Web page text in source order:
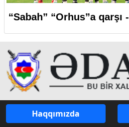
“Sabah” “Orhus”a qarşı -
Haqqımızda